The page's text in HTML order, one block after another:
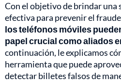
Con el objetivo de brindar una
efectiva para prevenir el
los teléfonos móviles
papel crucial como aliados
continuación, le explicamos
herramienta que puede
detectar billetes falsos de